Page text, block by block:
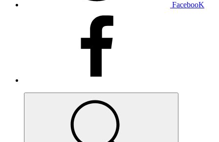
FacebooK